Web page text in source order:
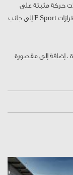
حركة مثبتة على
المقود، دواسات وعجلة قيادة ومقاعد رياضية خاصة بطرازات F Sport إلى جانب
، إضافة إلى مقصورة